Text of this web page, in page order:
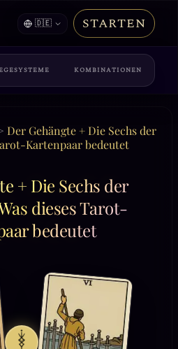
🇩🇪 STARTEN
KOMBINATIONEN
Der Gehängte + Die Sechs der
Kartenpaar bedeutet
+ Die Sechs der
dieses Tarot-
bedeutet